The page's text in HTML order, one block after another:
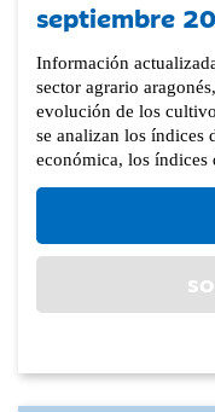
septiembre
Información
sector agrario
evolución de los
se analizan los índices
económica, los